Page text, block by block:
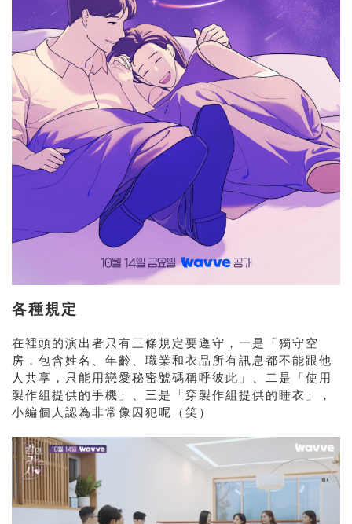
各種規定
在裡頭的演出者只有三條規定要遵守，一是「獨守空
房，包含姓名、年齡、職業和衣品所有訊息都不能跟他
人共享，只能用戀愛秘密號碼稱呼彼此」、二是「使用
製作組提供的手機」、三是「穿製作組提供的睡衣」，
小編個人認為非常像囚犯呢（笑）